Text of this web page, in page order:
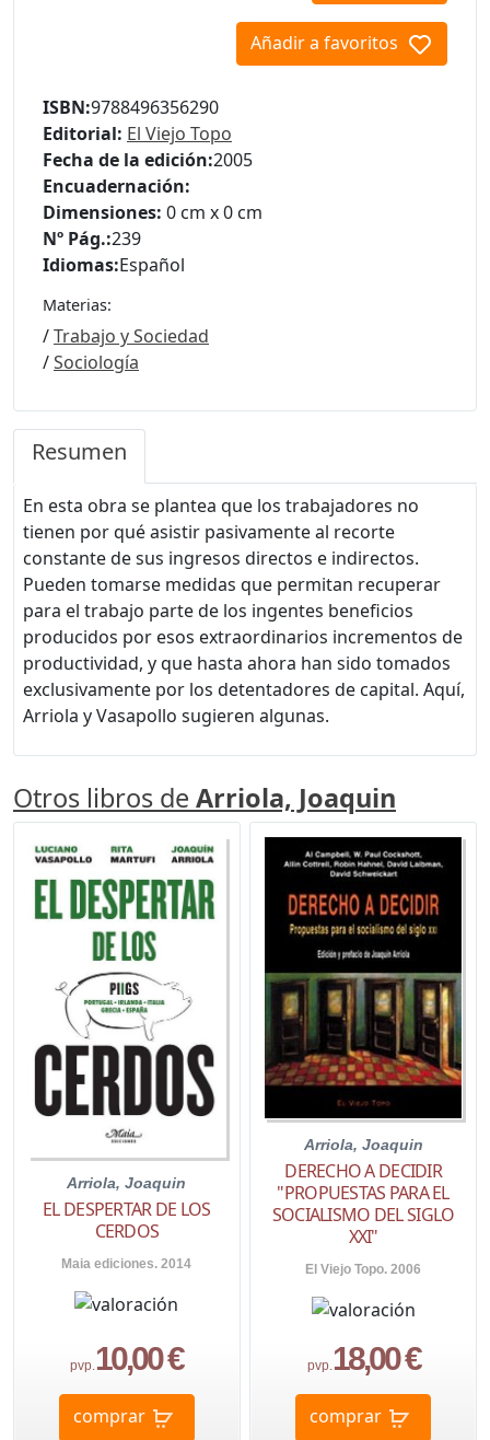
Añadir a favoritos
ISBN:9788496356290
Editorial: El Viejo Topo
Fecha de la edición:2005
Encuadernación:
Dimensiones: 0 cm x 0 cm
Nº Pág.:239
Idiomas:Español
Materias:
/Trabajo y Sociedad
/Sociología
Resumen
En esta obra se plantea que los trabajadores no
tienen por qué asistir pasivamente al recorte
constante de sus ingresos directos e indirectos.
Pueden tomarse medidas que permitan recuperar
para el trabajo parte de los ingentes beneficios
producidos por esos extraordinarios incrementos de
productividad, y que hasta ahora han sido tomados
exclusivamente por los detentadores de capital. Aquí,
Arriola y Vasapollo sugieren algunas.
Otros libros de Arriola, Joaquin
Arriola, Joaquin
EL DESPERTAR DE LOS
CERDOS
Maia ediciones. 2014
pvp. 10,00 €
comprar
Arriola, Joaquin
DERECHO A DECIDIR
"PROPUESTAS PARA EL
SOCIALISMO DEL SIGLO
XXI"
El Viejo Topo. 2006
pvp. 18,00 €
comprar